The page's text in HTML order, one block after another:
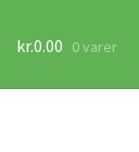
kr.0.00 0 varer